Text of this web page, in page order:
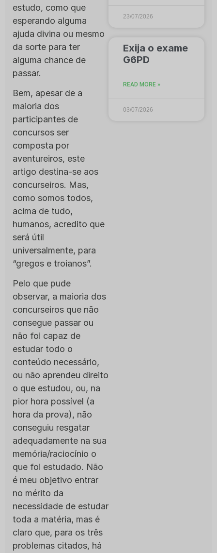
estudo, como que
esperando alguma
ajuda divina ou mesmo
da sorte para ter
alguma chance de
passar.
Bem, apesar de a
maioria dos
participantes de
concursos ser
composta por
aventureiros, este
artigo destina-se aos
concurseiros. Mas,
como somos todos,
acima de tudo,
humanos, acredito que
será útil
universalmente, para
“gregos e troianos”.
Pelo que pude
observar, a maioria dos
concurseiros que não
consegue passar ou
não foi capaz de
estudar todo o
conteúdo necessário,
ou não aprendeu direito
o que estudou, ou, na
pior hora possível (a
hora da prova), não
conseguiu resgatar
adequadamente na sua
memória/raciocínio o
que foi estudado. Não
é meu objetivo entrar
no mérito da
necessidade de estudar
toda a matéria, mas é
claro que, para os três
problemas citados, há
23/07/2026
Exija o exame
G6PD
READ MORE »
03/07/2026